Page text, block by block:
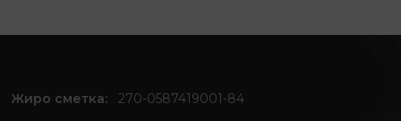
Жиро сметка:270-0587419001-84